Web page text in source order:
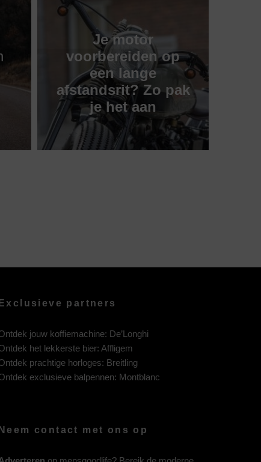
Je motor
voorbereiden op
een lange
afstandsrit? Zo pak
je het aan
Exclusieve partners
jouw koffiemachine: De’Longhi
het lekkerste bier: Affligem
prachtige horloges: Breitling
exclusieve balpennen: Montblanc
Neem contact met ons op